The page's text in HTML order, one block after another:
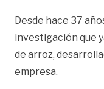
Desde hace 37
investigación que
de arroz,
empresa.